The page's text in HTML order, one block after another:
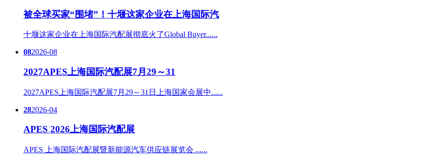
被全球买家“围堵”！十堰这家企业在上海国际汽
十堰这家企业在上海国际汽配展彻底火了Global Buyer......
082026-08
2027APES上海国际汽配展7月29～31
2027APES上海国际汽配展7月29～31日上海国家会展中......
282026-04
APES 2026上海国际汽配展
APES 上海国际汽配展暨新能源汽车供应链展览会 ......